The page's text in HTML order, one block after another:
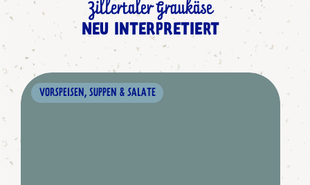
Zillertaler Graukäse
NEU INTERPRETIERT
VORSPEISEN, SUPPEN & SALATE